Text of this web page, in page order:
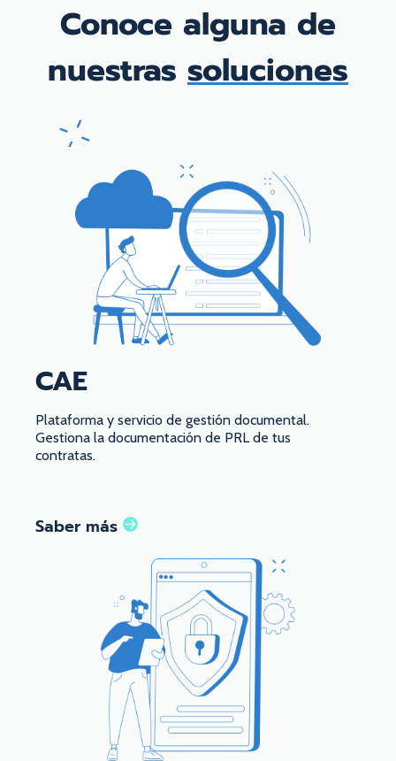
Conoce alguna de
nuestras soluciones
CAE
Plataforma y servicio de gestión documental.
Gestiona la documentación de PRL de tus
contratas.
Saber más